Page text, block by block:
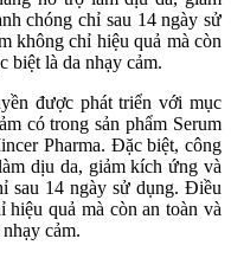
chóng chỉ sau 14 ngày sử
không chỉ hiệu quả mà còn
biệt là da nhạy cảm.
được phát triển với mục
có trong sản phẩm Serum
Pharma. Đặc biệt, công
dịu da, giảm kích ứng và
sau 14 ngày sử dụng. Điều
hiệu quả mà còn an toàn và
cảm.